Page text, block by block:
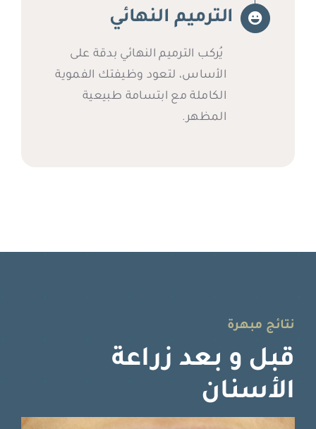
الترميم النهائي
يُركب الترميم النهائي بدقة على
الأساس، لتعود وظيفتك الفموية
الكاملة مع ابتسامة طبيعية
المظهر.
نتائج مبهرة
قبل و بعد زراعة
الأسنان